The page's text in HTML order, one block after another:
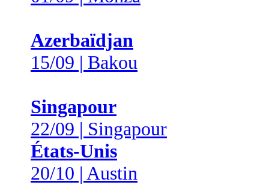
Azerbaïdjan
15/09 | Bakou
Singapour
22/09 | Singapour
États-Unis
20/10 | Austin